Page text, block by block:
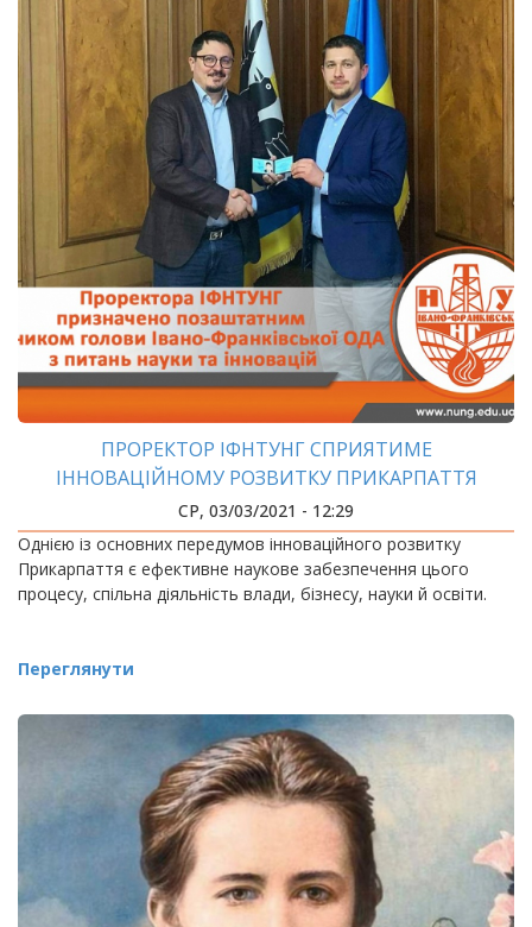
ПРОРЕКТОР ІФНТУНГ СПРИЯТИМЕ
ІННОВАЦІЙНОМУ РОЗВИТКУ ПРИКАРПАТТЯ
СР, 03/03/2021 - 12:29
Однією із основних передумов інноваційного розвитку
Прикарпаття є ефективне наукове забезпечення цього
процесу, спільна діяльність влади, бізнесу, науки й освіти.
Переглянути